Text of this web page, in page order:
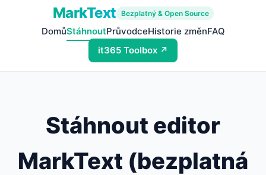
MarkText Bezplatný & Open Source
DomůStáhnoutPrůvodceHistorie změnFAQ
it365 Toolbox ↗
Stáhnout editor
MarkText (bezplatná